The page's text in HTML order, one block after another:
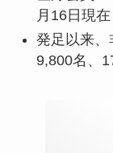
月16日現在
発足以来
9,800名、